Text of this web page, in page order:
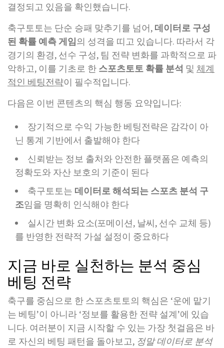
결정되고 있음을 확인했습니다.
축구토토는 단순 승패 맞추기를 넘어, 데이터로 구성
된 확률 예측 게임의 성격을 띠고 있습니다. 따라서 각
경기의 환경, 선수 구성, 팀 전략 변화를 과학적으로 파
악하고, 이를 기초로 한 스포츠토토 확률 분석 및 체계
적인 베팅전략이 필수적입니다.
다음은 이번 콘텐츠의 핵심 행동 요약입니다:
장기적으로 수익 가능한 베팅전략은 감각이 아
닌 통계 기반에서 출발해야 한다
신뢰받는 정보 출처와 안전한 플랫폼은 예측의
정확도와 자산 보호의 기준이 된다
축구토토는 데이터로 해석되는 스포츠 분석 구
조임을 명확히 인식해야 한다
실시간 변화 요소(포메이션, 날씨, 선수 교체 등)
를 반영한 전략적 가설 설정이 중요하다
지금 바로 실천하는 분석 중심
베팅 전략
축구를 중심으로 한 스포츠토토의 핵심은 ‘운에 맡기
는 베팅’이 아니라 ‘정보를 활용한 전략 설계’에 있습
니다. 여러분이 지금 시작할 수 있는 가장 첫걸음은 바
로 자신의 베팅 패턴을 돌아보고, 정말 데이터로 분석